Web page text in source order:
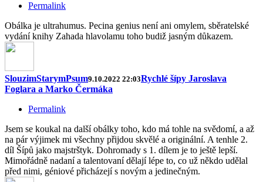
Permalink
Obálka je ultrahumus. Pecina genius není ani omylem, sběratelské
vydání knihy Zahada hlavolamu toho budiž jasným důkazem.
SlouzimStarymPsum9.10.2022 22:03Rychlé šípy Jaroslava
Foglara a Marko Čermáka
Permalink
Jsem se koukal na další obálky toho, kdo má tohle na svědomí, a až
na pár výjimek mi všechny přijdou skvělé a originální. A tenhle 2.
díl Šípů jako majstrštyk. Dohromady s 1. dílem je to ještě lepší.
Mimořádně nadaní a talentovaní dělají lépe to, co už někdo udělal
před nimi, géniové přicházejí s novým a jedinečným.